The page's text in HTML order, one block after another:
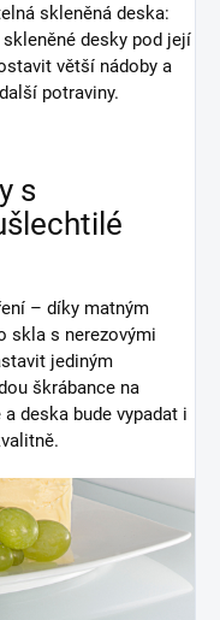
skleněná deska:
desky pod její
větší nádoby a
potraviny.
s
– díky matným
skla s nerezovými
jediným
škrábance na
deska bude vypadat i